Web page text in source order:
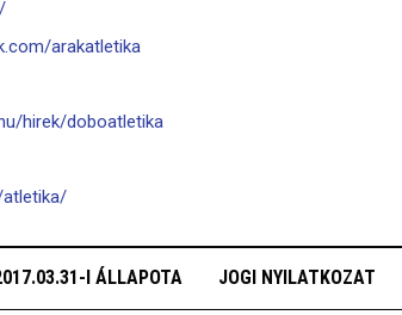
arakatletika
hirek/doboatletika
I ÁLLAPOTA JOGI NYILATKOZAT